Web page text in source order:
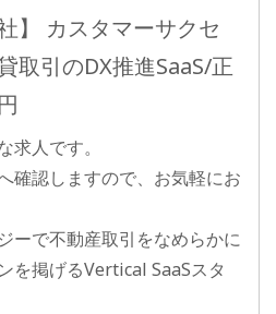
】 カスタマーサクセ
取引のDX推進SaaS/正
求人です。
確認しますので、お気軽にお
ーで不動産取引をなめらかに
を掲げるVertical SaaSスタ